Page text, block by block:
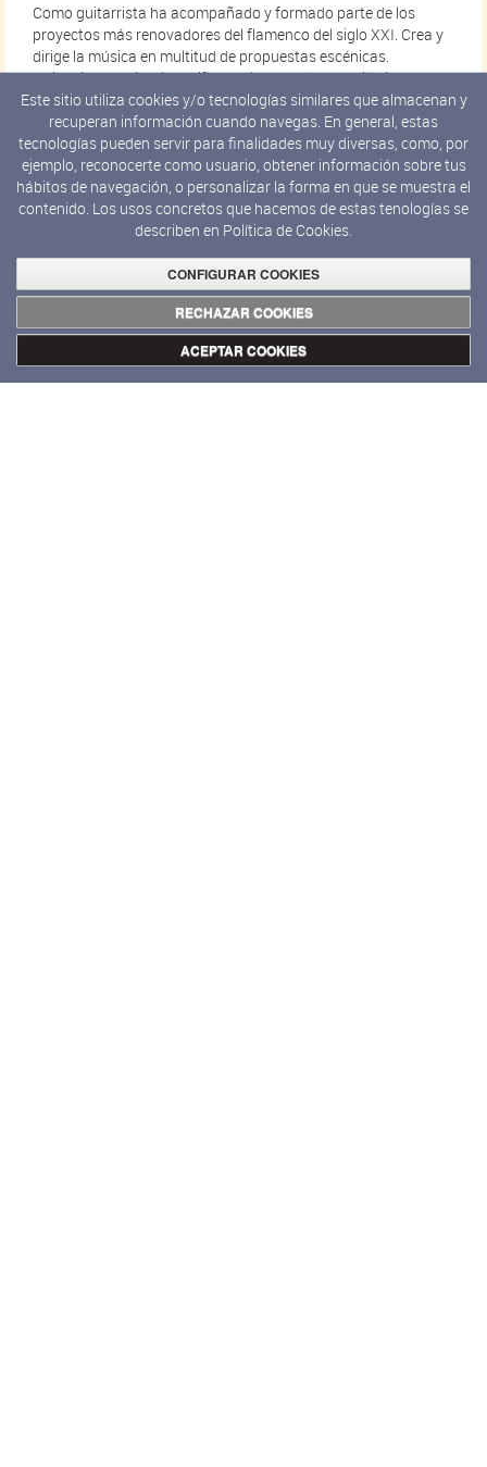
Como guitarrista ha acompañado y formado parte de los
proyectos más renovadores del flamenco del siglo XXI. Crea y
dirige la música en multitud de propuestas escénicas.
Guitarrista habitual de Niño de Elche, actúa también junto a
Rocío Márquez o Andrés Marín, ha colaborado con Llorenç
Barber o Juan Carlos Lérida entre muchos otros artistas
flamencos; Belén Maya, Choni Cía Flamenca, Marco Vargas &
Chloé Brûlé, Yinka Esi Graves, María Moreno¿
Creó, junto a Santiago Barber, la factoría experimental
bulos.net, donde dirigió propuestas comoBulos y tanguerías
Entre sus trabajos discográficos cabe destacar
Acordonada(La Castanya 2021).
es documentalista e investigador. Se doctoró en
la Universidad Pompeu Fabra con la tesis Bailar la muerte.
Este sitio utiliza cookies y/o tecnologías similares que almacenan y
recuperan información cuando navegas. En general, estas
tecnologías pueden servir para finalidades muy diversas, como, por
ejemplo, reconocerte como usuario, obtener información sobre tus
hábitos de navegación, o personalizar la forma en que se muestra el
contenido. Los usos concretos que hacemos de estas tenologías se
describen en Política de Cookies.
CONFIGURAR COOKIES
RECHAZAR COOKIES
ACEPTAR COOKIES